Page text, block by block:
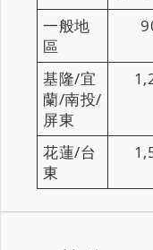
一般地
區
基隆/宜
蘭/南投/
屏東
花蓮/台
東